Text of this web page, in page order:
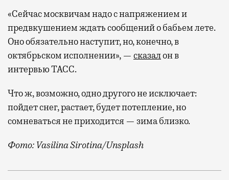
«Сейчас москвичам надо с напряжением и
предвкушением ждать сообщений о бабьем лете.
Оно обязательно наступит, но, конечно, в
октябрьском исполнении», — сказалон в
интервью ТАСС.
Что ж, возможно, одно другого не исключает:
пойдет снег, растает, будет потепление, но
сомневаться не приходится — зима близко.
Фото: Vasilina Sirotina/Unsplash
Сразу несколько синоптиков заговорили о первом